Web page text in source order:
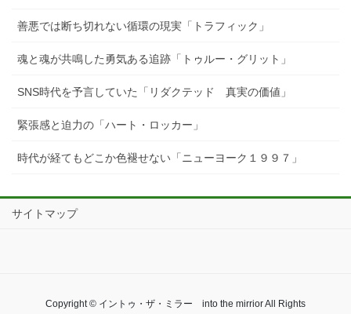
善悪では断ち切れない循環の現実「トラフィック」
魂と魂が共鳴した勇気ある追跡「トゥルー・グリット」
SNS時代を予言していた「リダクテッド 真実の価値」
緊張感と迫力の「ハート・ロッカー」
時代が経てもどこか色褪せない「ニューヨーク１９９７」
サイトマップ
Copyright © イントゥ・ザ・ミラー into the mirrior All Rights